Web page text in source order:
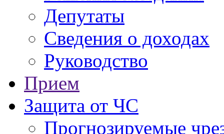
Депутаты
Сведения о доходах
Руководство
Прием
Защита от ЧС
Прогнозируемые